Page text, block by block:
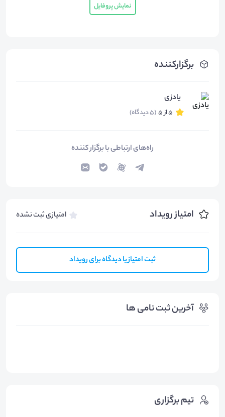
برگزارکننده
یادزی
5 از 5 (5 دیدگاه)
راه‌های ارتباطی با برگزار کننده
امتیاز رویداد امتیازی ثبت نشده
ثبت امتیاز یا دیدگاه برای رویداد
آخرین ثبت نامی ها
تیم برگزاری
نمایش پروفایل